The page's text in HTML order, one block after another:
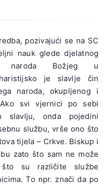
pozivajući se na SC
nauk glede djelatnog
naroda Božjeg u
je slavlje čin
naroda, okupljenog i
Ako svi vjernici po sebi
slavlju, onda pojedini
službu, vrše ono što
tijela – Crkve. Biskup i
zato što sam ne može
su različite službe
To npr. znači da po